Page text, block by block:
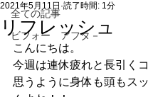
全ての記事
ビフォー アフタ－
リフレッシュ
2021年5月11日 読了時間: 1分
こんにちは。
今週は連休疲れと長引く
思うように身体も頭もス